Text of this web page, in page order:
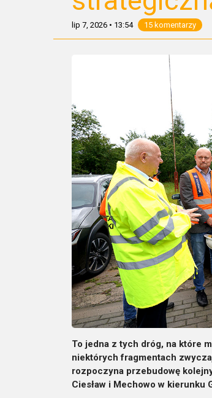
lip 7, 2026 • 13:54 15 komentarzy
To jedna z tych dróg, na które
niektórych fragmentach
rozpoczyna przebudowę
Ciesław i Mechowo w kierunku